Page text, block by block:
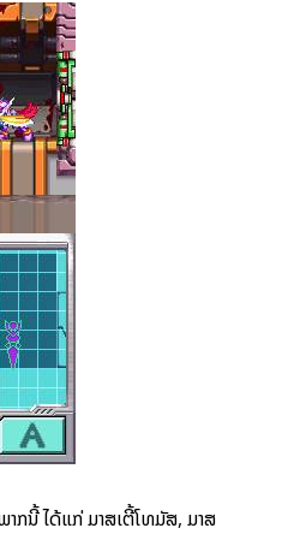
ກນີ້ ໄດ້ແກ່ ມາສເຕີ້ໂທມັສ, ມາສ